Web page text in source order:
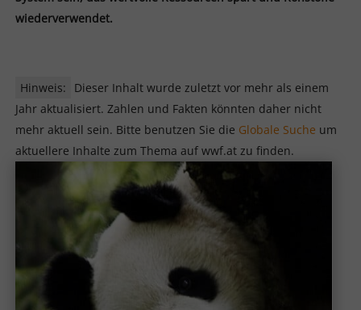
wiederverwendet.
Hinweis:
Dieser Inhalt wurde zuletzt vor mehr als einem
Jahr aktualisiert. Zahlen und Fakten könnten daher nicht
mehr aktuell sein. Bitte benutzen Sie die Globale Suche um
aktuellere Inhalte zum Thema auf wwf.at zu finden.